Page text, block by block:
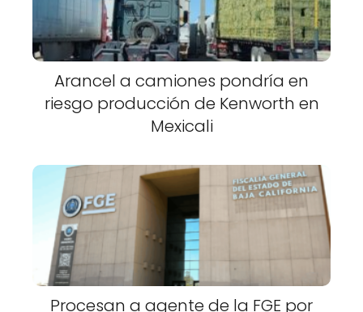
Arancel a camiones pondría en
riesgo producción de Kenworth en
Mexicali
Procesan a agente de la FGE por